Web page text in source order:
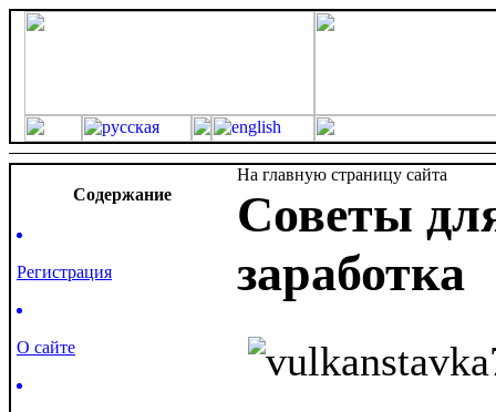
Cодержание
Регистрация
О сайте
На главную страницу сайта
Советы
заработка